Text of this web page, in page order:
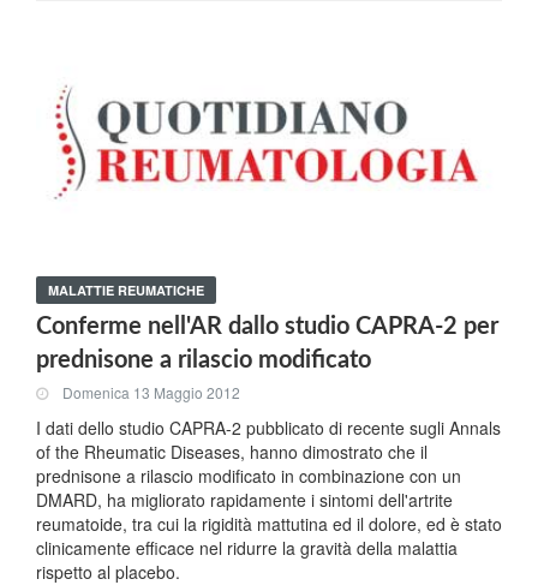
MALATTIE REUMATICHE
Conferme nell'AR dallo studio CAPRA-2 per
prednisone a rilascio modificato
Domenica 13 Maggio 2012
I dati dello studio CAPRA-2 pubblicato di recente sugli Annals
of the Rheumatic Diseases, hanno dimostrato che il
prednisone a rilascio modificato in combinazione con un
DMARD, ha migliorato rapidamente i sintomi dell'artrite
reumatoide, tra cui la rigidità mattutina ed il dolore, ed è stato
clinicamente efficace nel ridurre la gravità della malattia
rispetto al placebo.